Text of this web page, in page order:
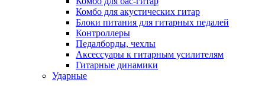
Комбо для акустических гитар
Блоки питания для гитарных педалей
Контроллеры
Педалборды, чехлы
Аксеcсуары к гитарным усилителям
Гитарные динамики
Ударные